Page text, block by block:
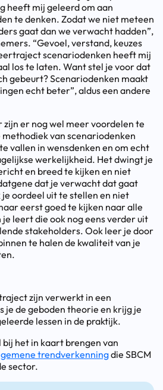
heeft mij geleerd om aan
te denken. Zodat we niet meteen
gaat dan we verwacht hadden”,
“Gevoel, verstand, keuzes
scenariodenken heeft mij
los te laten. Want stel je voor dat
gebeurt? Scenariodenken maakt
echt beter”, aldus een andere
zijn er nog wel meer voordelen te
van scenariodenken
vallen in wensdenken en om echt
werkelijkheid. Het dwingt je
en breed te kijken en niet
dat je verwacht dat gaat
oordeel uit te stellen en niet
eerst goed te kijken naar alle
leert die ook nog eens verder uit
stakeholders. Ook leer je door
te halen de kwaliteit van je
zijn verwerkt in een
je de geboden theorie en krijg je
lessen in de praktijk.
bij het in kaart brengen van
trendverkenningdie SBCM
sector.